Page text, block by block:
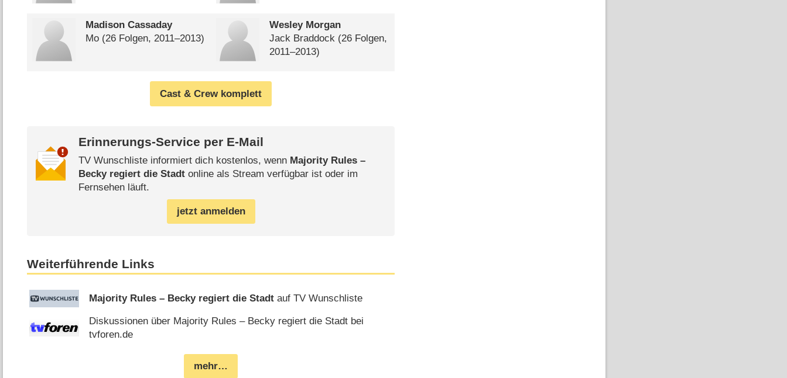
Madison Cassaday
Mo(26 Folgen, 2011⁠–⁠2013)
Wesley Morgan
Jack Braddock(26 Folgen,
2011⁠–⁠2013)
Cast & Crew komplett
Erinnerungs-Service per E-Mail
TV Wunschliste informiert dich kostenlos, wenn Majority Rules –
Becky regiert die Stadtonline als Stream verfügbar ist oder im
Fernsehen läuft.
jetzt anmelden
Weiterführende Links
Majority Rules – Becky regiert die Stadt auf TV Wunschliste
Diskussionen über Majority Rules – Becky regiert die Stadt bei
tvforen.de
mehr…